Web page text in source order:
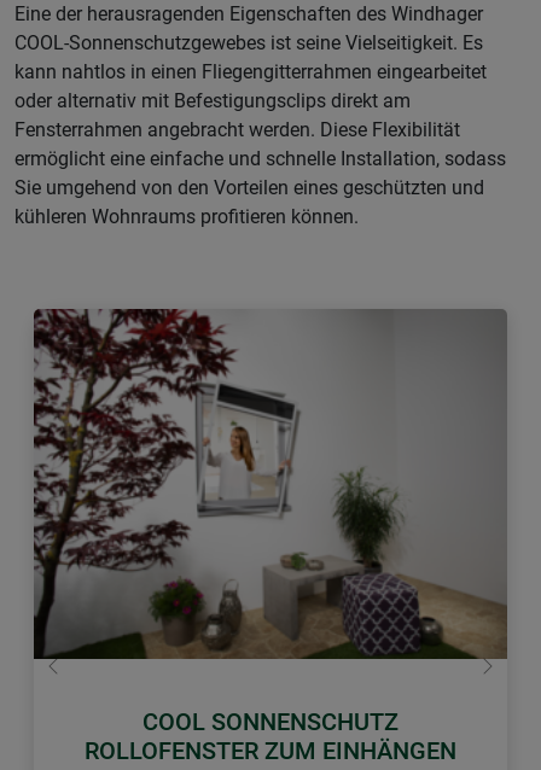
Eine der herausragenden Eigenschaften des Windhager
COOL-Sonnenschutzgewebes ist seine Vielseitigkeit. Es
kann nahtlos in einen Fliegengitterrahmen eingearbeitet
oder alternativ mit Befestigungsclips direkt am
Fensterrahmen angebracht werden. Diese Flexibilität
ermöglicht eine einfache und schnelle Installation, sodass
Sie umgehend von den Vorteilen eines geschützten und
kühleren Wohnraums profitieren können.
COOL SONNENSCHUTZ
ROLLOFENSTER ZUM EINHÄNGEN
Zurück Weiter